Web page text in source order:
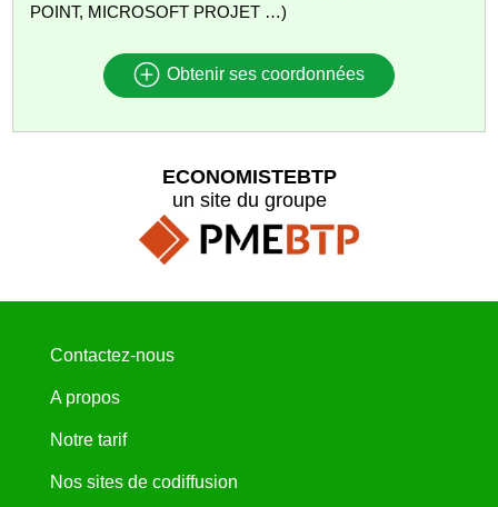
POINT, MICROSOFT PROJET …)
Obtenir ses coordonnées
ECONOMISTEBTP
un site du groupe
Contactez-nous
A propos
Notre tarif
Nos sites de codiffusion